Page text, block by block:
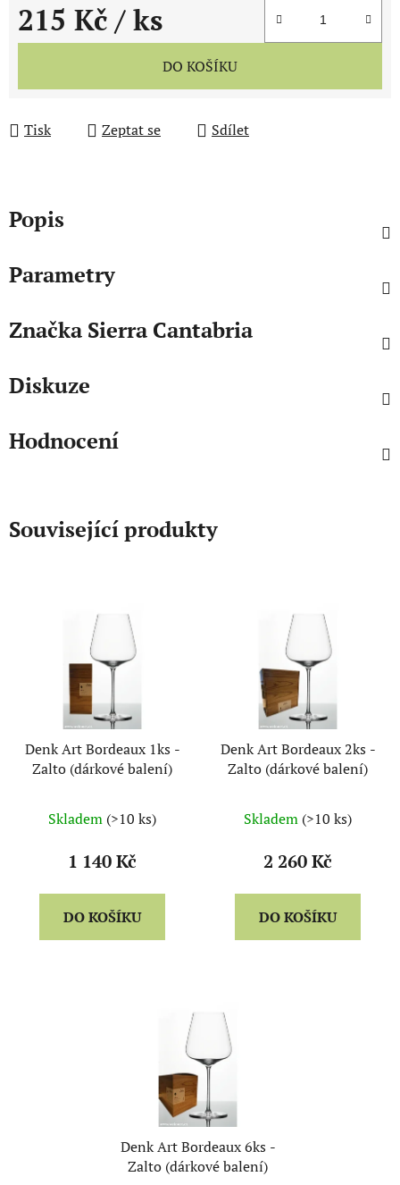
215 Kč / ks
Měrná cena:
DO KOŠÍKU
Tisk Zeptat se Sdílet
Popis
Parametry
Značka Sierra Cantabria
Diskuze
Hodnocení
Související produkty
Denk Art Bordeaux 1ks -
Zalto (dárkové balení)
Skladem (>10 ks)
1 140 Kč
DO KOŠÍKU
Denk Art Bordeaux 2ks -
Zalto (dárkové balení)
Skladem (>10 ks)
2 260 Kč
DO KOŠÍKU
Denk Art Bordeaux 6ks -
Zalto (dárkové balení)